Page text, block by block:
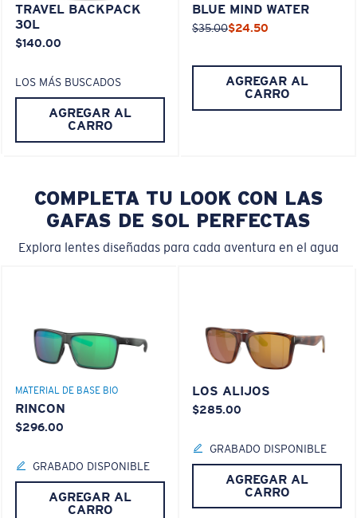
TRAVEL BACKPACK
30L
$140.00
LOS MÁS BUSCADOS
AGREGAR AL
CARRO
BLUE MIND WATER
$35.00$24.50
AGREGAR AL
CARRO
COMPLETA TU LOOK CON LAS
GAFAS DE SOL PERFECTAS
Explora lentes diseñadas para cada aventura en el agua
MATERIAL DE BASE BIO
RINCON
$296.00
GRABADO DISPONIBLE
AGREGAR AL
CARRO
LOS ALIJOS
$285.00
GRABADO DISPONIBLE
AGREGAR AL
CARRO